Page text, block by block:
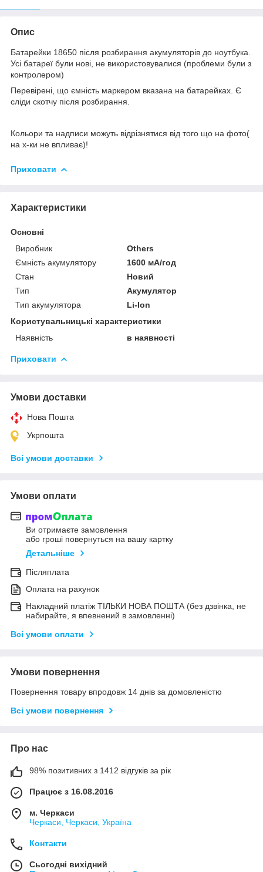
Опис
Батарейки 18650 після розбирання акумуляторів до ноутбука.
Усі батареї були нові, не використовувалися (проблеми були з
контролером)
Перевірені, що ємність маркером вказана на батарейках. Є
сліди скотчу після розбирання.
Кольори та надписи можуть відрізнятися від того що на фото(
на х-ки не впливає)!
Приховати
Характеристики
Основні
Виробник
Others
Ємність акумулятору
1600 мА/год
Стан
Новий
Тип
Акумулятор
Тип акумулятора
Li-Ion
Користувальницькі характеристики
Наявність
в наявності
Приховати
Умови доставки
Нова Пошта
Укрпошта
Всі умови доставки
Умови оплати
Ви отримаєте замовлення
або гроші повернуться на вашу картку
Детальніше
Післяплата
Оплата на рахунок
Накладний платіж ТІЛЬКИ НОВА ПОШТА (без дзвінка, не
набирайте, я впевнений в замовленні)
Всі умови оплати
Умови повернення
Повернення товару впродовж 14 днів за домовленістю
Всі умови повернення
Про нас
98% позитивних з 1412 відгуків за рік
Працює з 16.08.2016
м. Черкаси
Черкаси, Черкаси, Україна
Контакти
Сьогодні вихідний